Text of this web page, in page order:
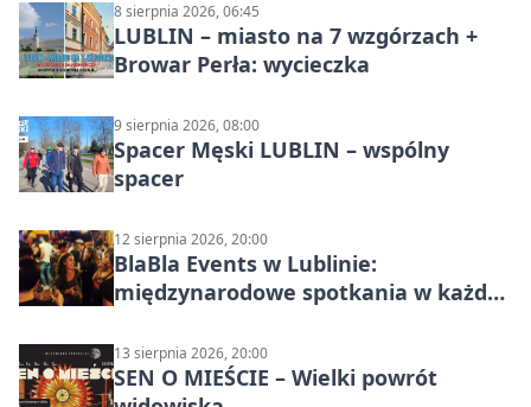
8 sierpnia 2026, 06:45
LUBLIN – miasto na 7 wzgórzach +
Browar Perła: wycieczka
9 sierpnia 2026, 08:00
Spacer Męski LUBLIN – wspólny
spacer
12 sierpnia 2026, 20:00
BlaBla Events w Lublinie:
międzynarodowe spotkania w każdą
13 sierpnia 2026, 20:00
SEN O MIEŚCIE – Wielki powrót